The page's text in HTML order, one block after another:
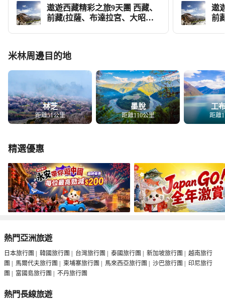
🤭🤭😆😆😆真的是很難忘的體驗🙏🏼🙏🏼謝謝
您們安們，讓我哋過了一個開心又滿足嘅假期
😍😍😍😍😍
遨遊西藏精彩之旅9天團 西藏、
前藏(拉薩、布達拉宮、大昭
扎什倫布寺、卡若拉冰川)
照顧團友的
助減低團友
到每位團友
於十分專業
露營車的陳
作後盾提供
緩解長途車
朋友對這次
及有限的資
妥善；工作
遨
前
米林周邊目的地
林芝
距離51公里
墨脫
距離110公里
工
距離
精選優惠
熱門亞洲旅遊
日本旅行團 | 韓國旅行團 | 台灣旅行團 | 泰國旅行團 | 新加坡旅行團 | 越南旅行
團 | 馬爾代夫旅行團 | 柬埔寨旅行團 | 馬來西亞旅行團 | 沙巴旅行團 | 印尼旅行
團 | 富國島旅行團 | 不丹旅行團
熱門長線旅遊